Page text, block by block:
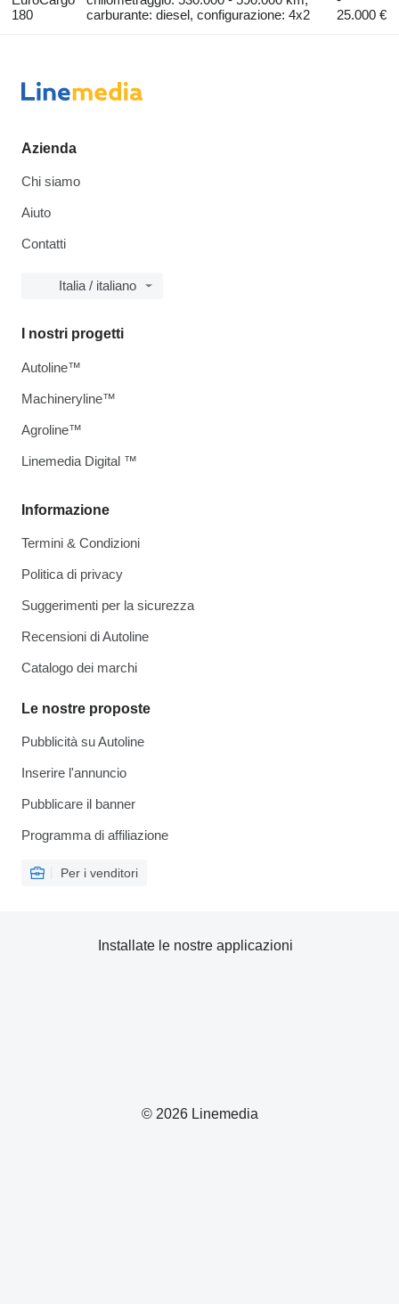
180
carburante: diesel, configurazione: 4x2
25.000 €
Azienda
Chi siamo
Aiuto
Contatti
Italia / italiano
Informazione
Termini & Condizioni
Politica di privacy
Suggerimenti per la sicurezza
Recensioni di Autoline
Catalogo dei marchi
Le nostre proposte
Pubblicità su Autoline
Inserire l'annuncio
Pubblicare il banner
Programma di affiliazione
Per i venditori
I nostri progetti
Autoline™
Machineryline™
Agroline™
Linemedia Digital ™
© 2026 Linemedia
Installate le nostre applicazioni